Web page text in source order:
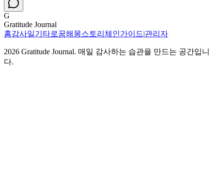
G
Gratitude Journal
홈감사일기 타로꿈해몽스토리체인가이드|관리자
2026 Gratitude Journal. 매일 감사하는 습관을 만드는 공간입니
다.